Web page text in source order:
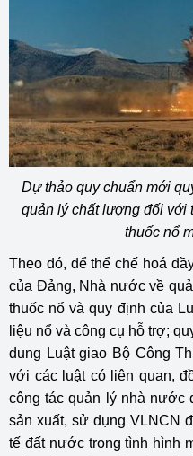
Dự thảo quy chuẩn mới
quản lý chất lượng đối với
thuốc nổ
Theo đó, để thể chế hoá
của Đảng, Nhà nước về
thuốc nổ và quy định của
liệu nổ và công cụ hỗ trợ;
dung Luật giao Bộ Công
với các luật có liên quan,
công tác quản lý nhà nước
sản xuất, sử dụng VLNCN
tế đất nước trong tình hình